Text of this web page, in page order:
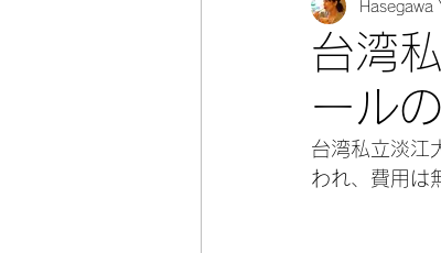
台湾受験 台湾奨
台湾大
台湾
ール
Hasegawa
台湾私立淡江
われ、費用は